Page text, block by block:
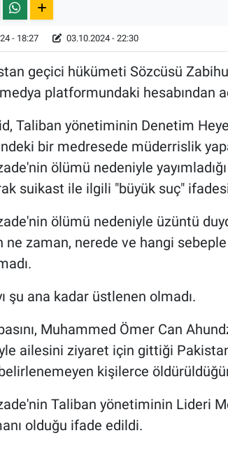
- 18:27 03.10.2024 - 22:30
geçici hükümeti Sözcüsü
platformundaki hesabından
Taliban yönetiminin Denetim
bir medresede müderrislik
ölümü nedeniyle
suikast ile ilgili "büyük suç"
ölümü nedeniyle üzüntü
ne zaman, nerede ve hangi
şu ana kadar üstlenen olmadı.
Muhammed Ömer Can
ailesini ziyaret için gittiği
kişilerce
Taliban yönetiminin Lideri
olduğu ifade edildi.